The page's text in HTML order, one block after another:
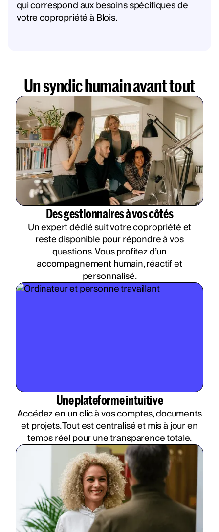
qui correspond aux besoins spécifiques de
votre copropriété à Blois.
Un syndic humain avant tout
Des gestionnaires à vos côtés
Un expert dédié suit votre copropriété et
reste disponible pour répondre à vos
questions. Vous profitez d’un
accompagnement humain, réactif et
personnalisé.
Une plateforme intuitive
Accédez en un clic à vos comptes, documents
et projets. Tout est centralisé et mis à jour en
temps réel pour une transparence totale.